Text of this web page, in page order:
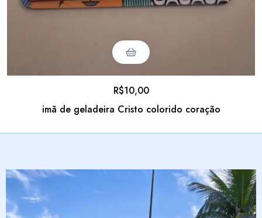
imã de geladeira Cristo colorido coração
R$10,00